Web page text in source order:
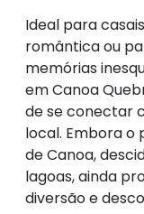
Ideal para
romântica ou
memórias
em Canoa
de se conectar
local. Embora o
de Canoa,
lagoas, ainda
diversão e